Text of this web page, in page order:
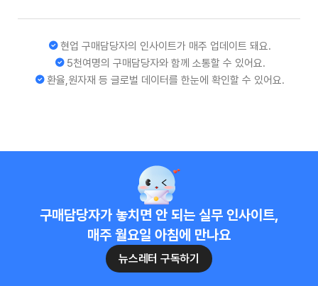
현업 구매담당자의 인사이트가 매주 업데이트 돼요.
5천여명의 구매담당자와 함께 소통할 수 있어요.
환율,원자재 등 글로벌 데이터를 한눈에 확인할 수 있어요.
구매담당자가 놓치면 안 되는 실무 인사이트,
매주 월요일 아침에 만나요
뉴스레터 구독하기